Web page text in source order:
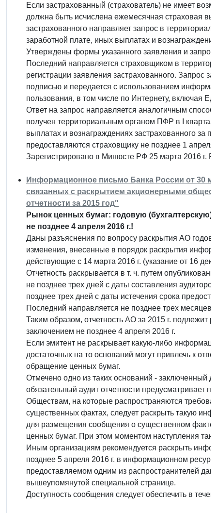
Если застрахованный (страхователь) не имеет
должна быть исчислена ежемесячная страховая
застрахованного направляет запрос в
заработной плате, иных выплатах и
Утверждены формы указанного заявления и
Последний направляется страховщиком в
регистрации заявления застрахованного. Запрос
подписью и передается с использованием
пользования, в том числе по Интернету, включая
Ответ на запрос направляется аналогичным
получен территориальным органом ПФР в I
выплатах и вознаграждениях застрахованного за
предоставляются страховщику не позднее 1 апреля
Зарегистрировано в Минюсте РФ 25 марта 2016 г.
Информационное письмо Банка России от 30
связанных с раскрытием акционерными
отчетности за 2015 год"
Рынок ценных бумаг: годовую (бухгалтерскую)
не позднее 4 апреля 2016 г.!
Даны разъяснения по вопросу раскрытия АО
изменения, внесенные в порядок раскрытия
действующие с 14 марта 2016 г. (указание от 16
Отчетность раскрывается в т. ч. путем
не позднее трех дней с даты составления
позднее трех дней с даты истечения срока
Последний направляется не позднее трех месяцев
Таким образом, отчетность АО за 2015 г. подлежит
заключением не позднее 4 апреля 2016 г.
Если эмитент не раскрывает какую-либо
достаточных на то оснований могут привлечь к
обращение ценных бумаг.
Отмечено одно из таких оснований - заключенный
обязательный аудит отчетности предусматривает
Обществам, на которые распространяются
существенных фактах, следует раскрыть такую
для размещения сообщения о существенном
ценных бумаг. При этом моментом наступления
Иным организациям рекомендуется раскрыть
позднее 5 апреля 2016 г. в информационном
предоставляемом одним из распространителей
вышеупомянутой специальной странице.
Доступность сообщения следует обеспечить в